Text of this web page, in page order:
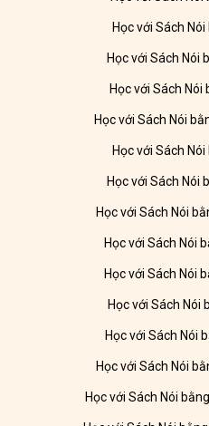
Học với Sách
Học với Sách Nói
Học với Sách Nói
Học với Sách Nói
Học với Sách
Học với Sách Nói
Học với Sách Nói
Học với Sách Nói
Học với Sách Nói
Học với Sách Nói
Học với Sách Nói
Học với Sách Nói
Học với Sách Nói